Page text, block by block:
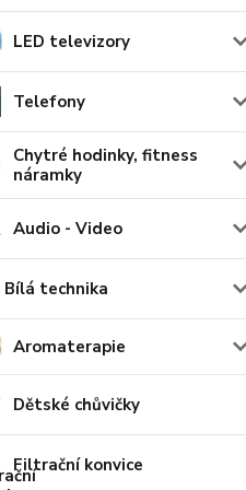
LED televizory
Telefony
Chytré hodinky, fitness
náramky
Audio - Video
Bílá technika
Aromaterapie
Dětské chůvičky
Filtrační konvice